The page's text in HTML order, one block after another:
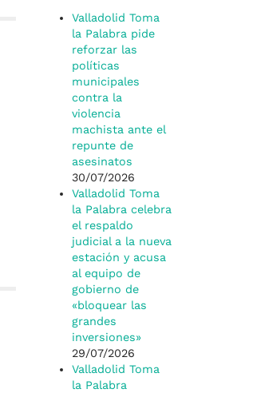
Valladolid Toma
la Palabra pide
reforzar las
políticas
municipales
contra la
violencia
machista ante el
repunte de
asesinatos
30/07/2026
Valladolid Toma
la Palabra celebra
el respaldo
judicial a la nueva
estación y acusa
al equipo de
gobierno de
«bloquear las
grandes
inversiones»
29/07/2026
Valladolid Toma
la Palabra